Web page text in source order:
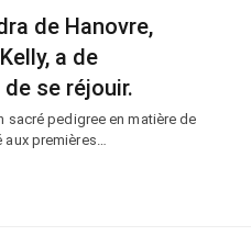
de Hanovre,
a de
se réjouir.
sacré pedigree en matière de
premières…